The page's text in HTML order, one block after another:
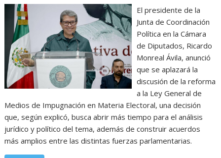
El presidente de la
Junta de Coordinación
Política en la Cámara
de Diputados, Ricardo
Monreal Ávila, anunció
que se aplazará la
discusión de la reforma
a la Ley General de
Medios de Impugnación en Materia Electoral, una decisión
que, según explicó, busca abrir más tiempo para el análisis
jurídico y político del tema, además de construir acuerdos
más amplios entre las distintas fuerzas parlamentarias.